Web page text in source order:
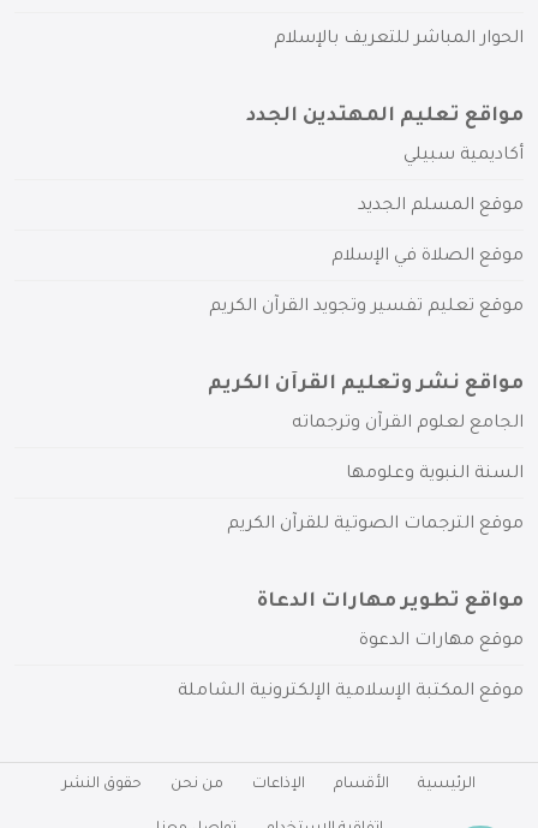
الحوار المباشر للتعريف بالإسلام
مواقع تعليم المهتدين الجدد
أكاديمية سبيلي
موقع المسلم الجديد
موقع الصلاة في الإسلام
موقع تعليم تفسير وتجويد القرآن الكريم
مواقع نشر وتعليم القرآن الكريم
الجامع لعلوم القرآن وترجماته
السنة النبوية وعلومها
موقع الترجمات الصوتية للقرآن الكريم
مواقع تطوير مهارات الدعاة
موقع مهارات الدعوة
موقع المكتبة الإسلامية الإلكترونية الشاملة
الرئيسية الأقسام الإذاعات من نحن حقوق النشر